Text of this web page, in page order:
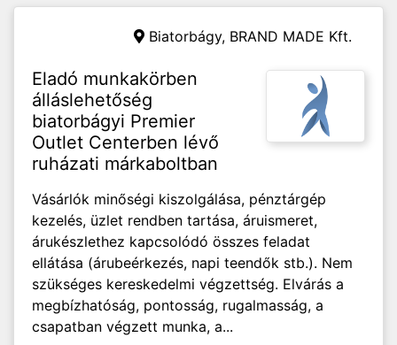
Biatorbágy, BRAND MADE Kft.
Eladó munkakörben
álláslehetőség
biatorbágyi Premier
Outlet Centerben lévő
ruházati márkaboltban
Vásárlók minőségi kiszolgálása, pénztárgép
kezelés, üzlet rendben tartása, áruismeret,
árukészlethez kapcsolódó összes feladat
ellátása (árubeérkezés, napi teendők stb.). Nem
szükséges kereskedelmi végzettség. Elvárás a
megbízhatóság, pontosság, rugalmasság, a
csapatban végzett munka, a...